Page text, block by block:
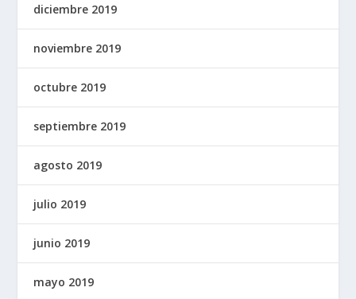
diciembre 2019
noviembre 2019
octubre 2019
septiembre 2019
agosto 2019
julio 2019
junio 2019
mayo 2019